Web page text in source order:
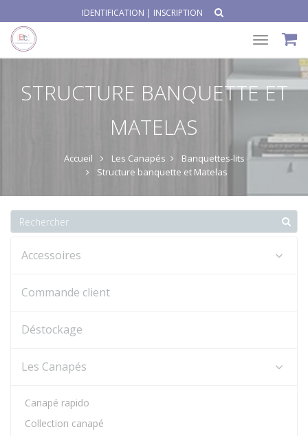
IDENTIFICATION | INSCRIPTION
Toggle
STRUCTURE BANQUETTE ET
MATELAS
Accueil Les Canapés
Banquettes-lits
Structure banquette et Matelas
Accessoires
Commande client
Déstockage
Les Canapés
Canapé rapido
Collection canapé